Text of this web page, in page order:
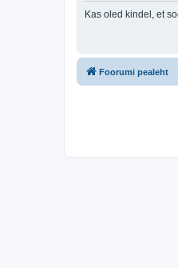
Kas oled kindel, et
Foorumi pealeht